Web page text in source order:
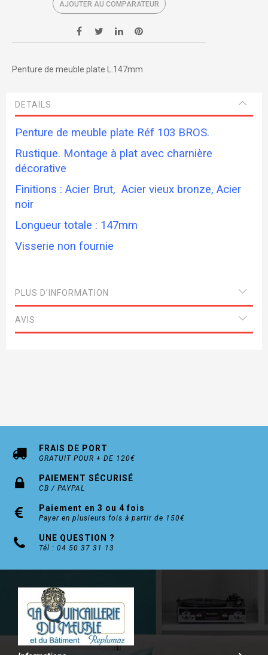
AJOUTER AU COMPARATEUR
Penture de meuble plate L.147mm
DETAILS
Penture de meuble plate Réf 103 BROS.
Rustique. Montage à plat avec charnière
décorative
Finitions : Acier Brut, Acier vieux bronze, Acier
noir
Longueur totale : 147mm
Visserie non fournie
PLUS D’INFORMATION
AVIS
FRAIS DE PORT
GRATUIT POUR + DE 120€
PAIEMENT SÉCURISÉ
CB / PAYPAL
Paiement en 3 ou 4 fois
Payer en plusieurs fois à partir de 150€
UNE QUESTION ?
Tél : 04 50 37 31 13